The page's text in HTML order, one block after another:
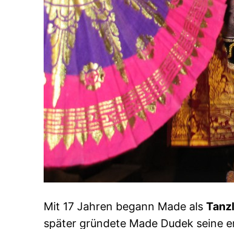
Mit 17 Jahren begann Made als
später gründete Made Dudek seine